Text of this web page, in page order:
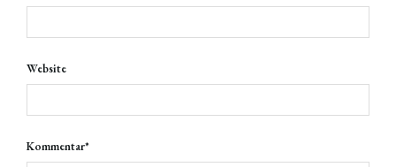
Website
Kommentar*